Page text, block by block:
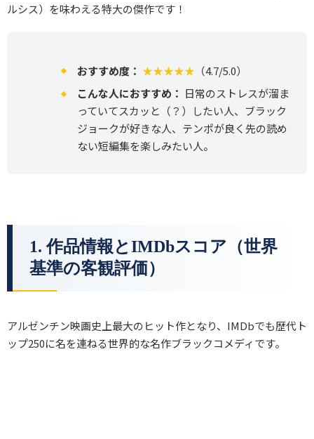
ルシス）を味わえる特大の傑作です！
おすすめ度： ★★★★★ （4.7/5.0）
こんな人におすすめ： 日常のストレスが溜ま
っていてスカッと（？）したい人、ブラック
ジョークが好きな人、テンポが良く先の読め
ない短編集を楽しみたい人。
1. 作品情報とIMDbスコア（世界
基準の客観評価）
アルゼンチン映画史上最大のヒット作となり、IMDbでも歴代ト
ップ250に名を連ねる世界的な名作ブラックコメディです。